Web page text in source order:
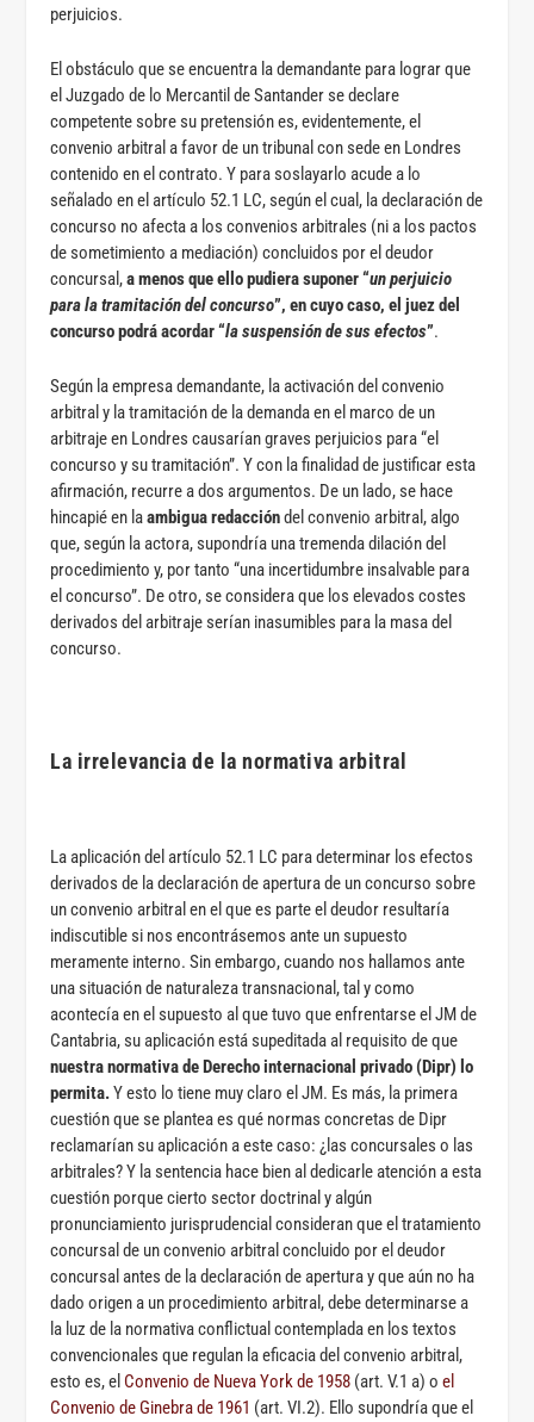
perjuicios.
El obstáculo que se encuentra la demandante para lograr que
el Juzgado de lo Mercantil de Santander se declare
competente sobre su pretensión es, evidentemente, el
convenio arbitral a favor de un tribunal con sede en Londres
contenido en el contrato. Y para soslayarlo acude a lo
señalado en el artículo 52.1 LC, según el cual, la declaración de
concurso no afecta a los convenios arbitrales (ni a los pactos
de sometimiento a mediación) concluidos por el deudor
concursal,a menos que ello pudiera suponer “un perjuicio
para la tramitación del concurso”, en cuyo caso, el juez del
concurso podrá acordar “la suspensión de sus efectos”.
Según la empresa demandante, la activación del convenio
arbitral y la tramitación de la demanda en el marco de un
arbitraje en Londres causarían graves perjuicios para “el
concurso y su tramitación”. Y con la finalidad de justificar esta
afirmación, recurre a dos argumentos. De un lado, se hace
hincapié en laambigua redaccióndel convenio arbitral, algo
que, según la actora, supondría una tremenda dilación del
procedimiento y, por tanto “una incertidumbre insalvable para
el concurso”. De otro, se considera que los elevados costes
derivados del arbitraje serían inasumibles para la masa del
concurso.
La irrelevancia de la normativa arbitral
La aplicación del artículo 52.1 LC para determinar los efectos
derivados de la declaración de apertura de un concurso sobre
un convenio arbitral en el que es parte el deudor resultaría
indiscutible si nos encontrásemos ante un supuesto
meramente interno. Sin embargo, cuando nos hallamos ante
una situación de naturaleza transnacional, tal y como
acontecía en el supuesto al que tuvo que enfrentarse el JM de
Cantabria, su aplicación está supeditada al requisito de que
nuestra normativa de Derecho internacional privado (Dipr) lo
permita.Y esto lo tiene muy claro el JM. Es más, la primera
cuestión que se plantea es qué normas concretas de Dipr
reclamarían su aplicación a este caso: ¿las concursales o las
arbitrales? Y la sentencia hace bien al dedicarle atención a esta
cuestión porque cierto sector doctrinal y algún
pronunciamiento jurisprudencial consideran que el tratamiento
concursal de un convenio arbitral concluido por el deudor
concursal antes de la declaración de apertura y que aún no ha
dado origen a un procedimiento arbitral, debe determinarse a
la luz de la normativa conflictual contemplada en los textos
convencionales que regulan la eficacia del convenio arbitral,
esto es, el Convenio de Nueva York de 1958 (art. V.1 a) oel
Convenio de Ginebra de 1961 (art. VI.2). Ello supondría que el